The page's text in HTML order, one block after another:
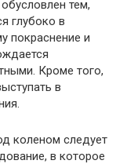
тем,
глубоко в
покраснение и
Кроме того,
в
коленом следует
в которое